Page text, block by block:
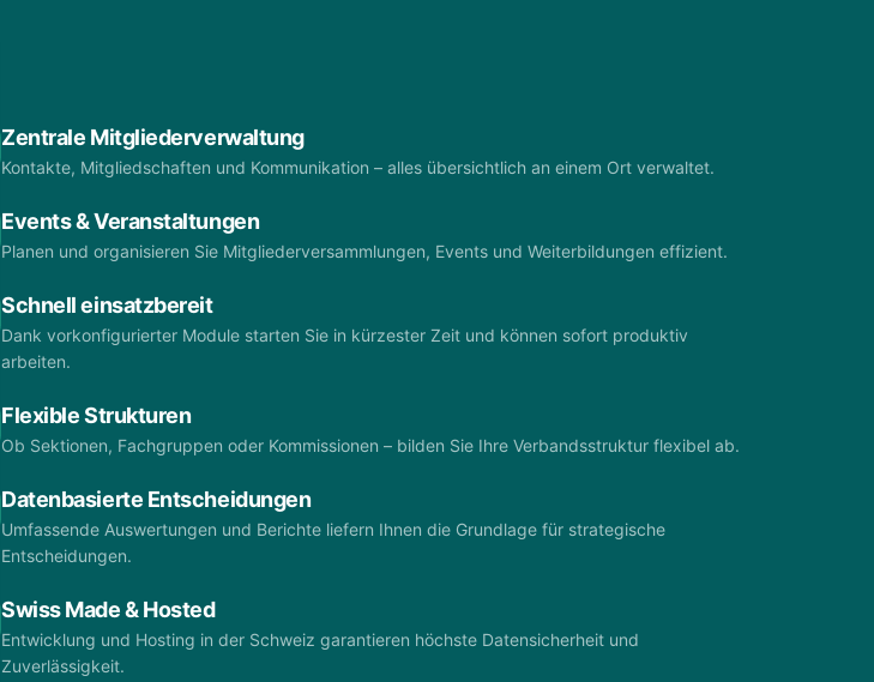
Zentrale Mitgliederverwaltung
Kontakte, Mitgliedschaften und Kommunikation – alles übersichtlich an einem Ort verwaltet.
Events & Veranstaltungen
Planen und organisieren Sie Mitgliederversammlungen, Events und Weiterbildungen effizient.
Schnell einsatzbereit
Dank vorkonfigurierter Module starten Sie in kürzester Zeit und können sofort produktiv
arbeiten.
Flexible Strukturen
Ob Sektionen, Fachgruppen oder Kommissionen – bilden Sie Ihre Verbandsstruktur flexibel ab.
Datenbasierte Entscheidungen
Umfassende Auswertungen und Berichte liefern Ihnen die Grundlage für strategische
Entscheidungen.
Swiss Made & Hosted
Entwicklung und Hosting in der Schweiz garantieren höchste Datensicherheit und
Zuverlässigkeit.